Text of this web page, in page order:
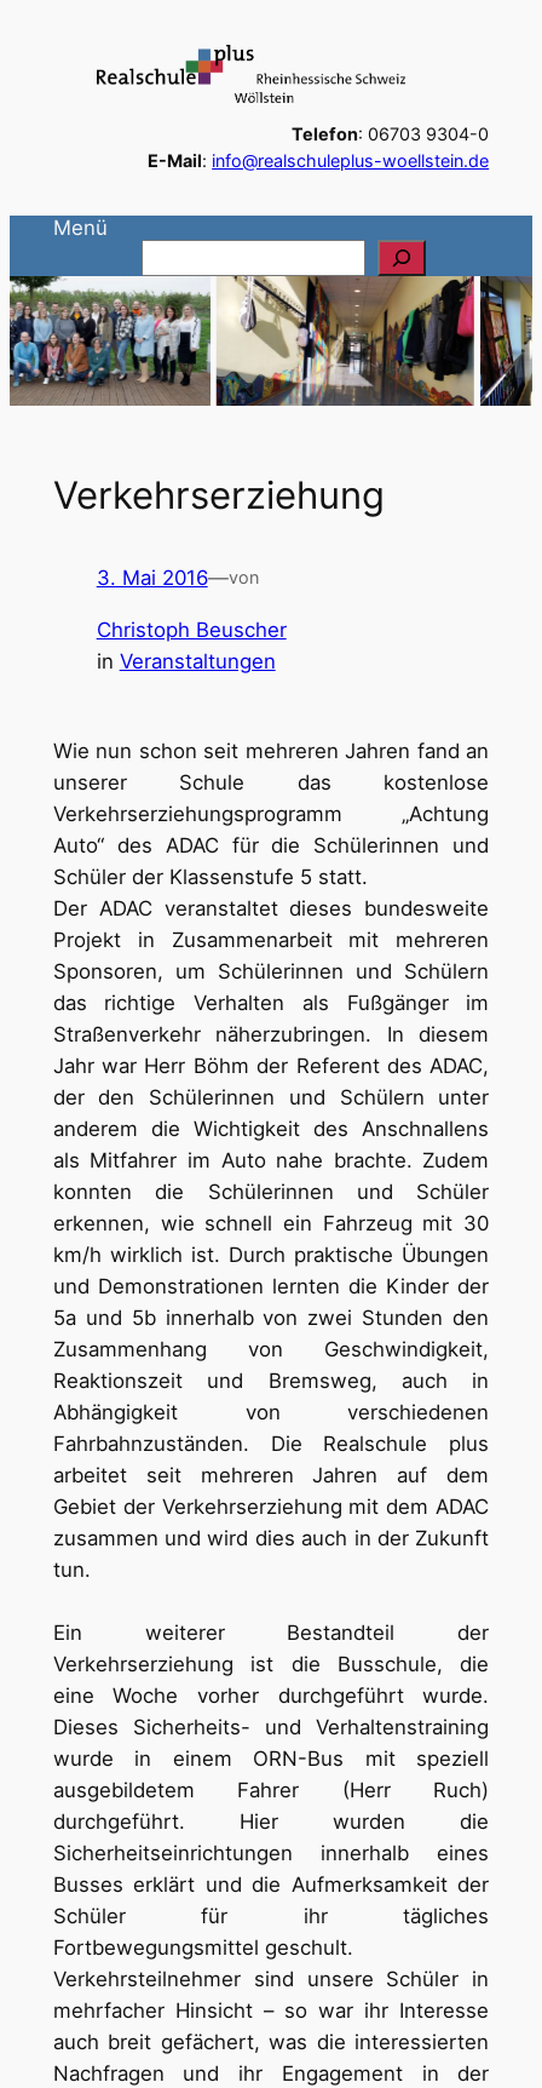
Telefon: 06703 9304-0
E-Mail: info@realschuleplus-woellstein.de
Menü
u
c
h
e
n
Verkehrserziehung
3. Mai 2016—von
Christoph Beuscher
in Veranstaltungen
Wie nun schon seit mehreren Jahren fand an
unserer Schule das kostenlose
Verkehrserziehungsprogramm „Achtung
Auto“ des ADAC für die Schülerinnen und
Schüler der Klassenstufe 5 statt.
Der ADAC veranstaltet dieses bundesweite
Projekt in Zusammenarbeit mit mehreren
Sponsoren, um Schülerinnen und Schülern
das richtige Verhalten als Fußgänger im
Straßenverkehr näherzubringen. In diesem
Jahr war Herr Böhm der Referent des ADAC,
der den Schülerinnen und Schülern unter
anderem die Wichtigkeit des Anschnallens
als Mitfahrer im Auto nahe brachte. Zudem
konnten die Schülerinnen und Schüler
erkennen, wie schnell ein Fahrzeug mit 30
km/h wirklich ist. Durch praktische Übungen
und Demonstrationen lernten die Kinder der
5a und 5b innerhalb von zwei Stunden den
Zusammenhang von Geschwindigkeit,
Reaktionszeit und Bremsweg, auch in
Abhängigkeit von verschiedenen
Fahrbahnzuständen. Die Realschule plus
arbeitet seit mehreren Jahren auf dem
Gebiet der Verkehrserziehung mit dem ADAC
zusammen und wird dies auch in der Zukunft
tun.
Ein weiterer Bestandteil der
Verkehrserziehung ist die Busschule, die
eine Woche vorher durchgeführt wurde.
Dieses Sicherheits- und Verhaltenstraining
wurde in einem ORN-Bus mit speziell
ausgebildetem Fahrer (Herr Ruch)
durchgeführt. Hier wurden die
Sicherheitseinrichtungen innerhalb eines
Busses erklärt und die Aufmerksamkeit der
Schüler für ihr tägliches
Fortbewegungsmittel geschult.
Verkehrsteilnehmer sind unsere Schüler in
mehrfacher Hinsicht – so war ihr Interesse
auch breit gefächert, was die interessierten
Nachfragen und ihr Engagement in der